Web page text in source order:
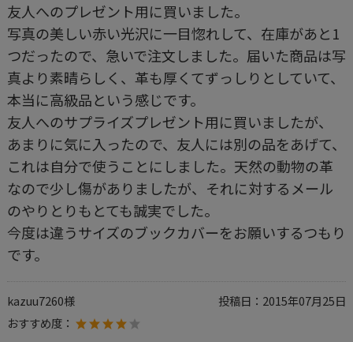
友人へのプレゼント用に買いました。
写真の美しい赤い光沢に一目惚れして、在庫があと1
つだったので、急いで注文しました。届いた商品は写
真より素晴らしく、革も厚くてずっしりとしていて、
本当に高級品という感じです。
友人へのサプライズプレゼント用に買いましたが、
あまりに気に入ったので、友人には別の品をあげて、
これは自分で使うことにしました。天然の動物の革
なので少し傷がありましたが、それに対するメール
のやりとりもとても誠実でした。
今度は違うサイズのブックカバーをお願いするつもり
です。
kazuu7260様 投稿日： 2015年07月25日
おすすめ度：